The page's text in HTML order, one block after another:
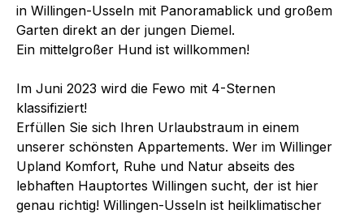
in Willingen-Usseln mit Panoramablick und großem
Garten direkt an der jungen Diemel.
Ein mittelgroßer Hund ist willkommen!
Im Juni 2023 wird die Fewo mit 4-Sternen
klassifiziert!
Erfüllen Sie sich Ihren Urlaubstraum in einem
unserer schönsten Appartements. Wer im Willinger
Upland Komfort, Ruhe und Natur abseits des
lebhaften Hauptortes Willingen sucht, der ist hier
genau richtig! Willingen-Usseln ist heilklimatischer